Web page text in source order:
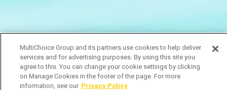
MultiChoice Group and its partners use cookies to help deliver
services and for advertising purposes. By using this site you
agree to this. You can change your cookie settings by clicking
on Manage Cookies in the footer of the page. For more
information, see our Privacy Policy